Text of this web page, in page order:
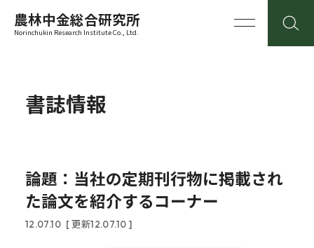
農林中金総合研究所
Norinchukin Research Institute Co., Ltd.
書誌情報
論題：当社の定期刊行物に掲載され
た論文を紹介するコーナー
12.07.10 [ 更新12.07.10 ]